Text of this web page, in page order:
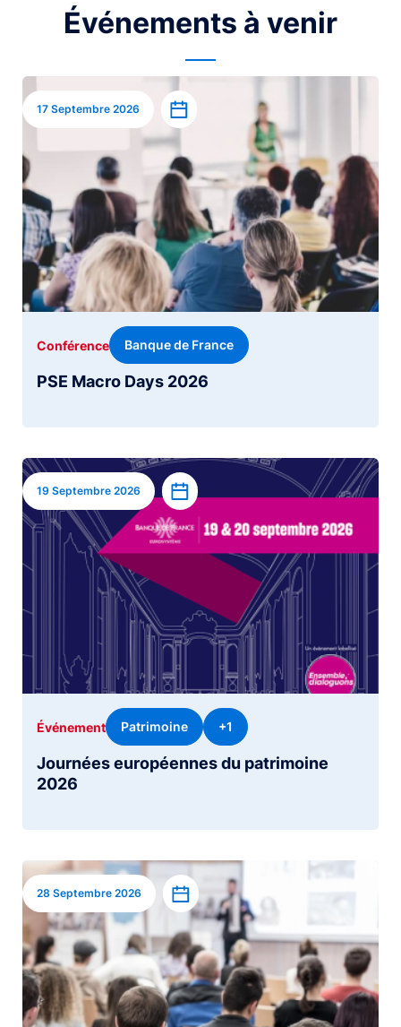
Événements à venir
Image
17 Septembre 2026 Ajouter à l’agenda
PSE Macro Days 2026
Conférence Banque de France
Image
19 Septembre 2026 Ajouter à l’agenda
Journées européennes du patrimoine
2026
Événement Patrimoine +1
Image
28 Septembre 2026 Ajouter à l’agenda